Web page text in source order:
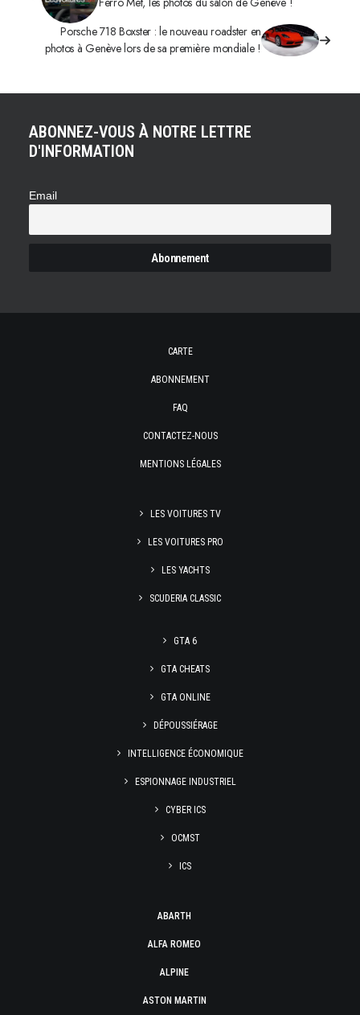
Porsche 718 Boxster : le nouveau roadster en
photos à Genève lors de sa première mondiale !
ABONNEZ-VOUS À NOTRE LETTRE
D'INFORMATION
Email
CARTE
ABONNEMENT
FAQ
CONTACTEZ-NOUS
MENTIONS LÉGALES
LES VOITURES TV
LES VOITURES PRO
LES YACHTS
SCUDERIA CLASSIC
GTA 6
GTA CHEATS
GTA ONLINE
DÉPOUSSIÉRAGE
INTELLIGENCE ÉCONOMIQUE
ESPIONNAGE INDUSTRIEL
CYBER ICS
OCMST
ICS
ABARTH
ALFA ROMEO
ALPINE
ASTON MARTIN